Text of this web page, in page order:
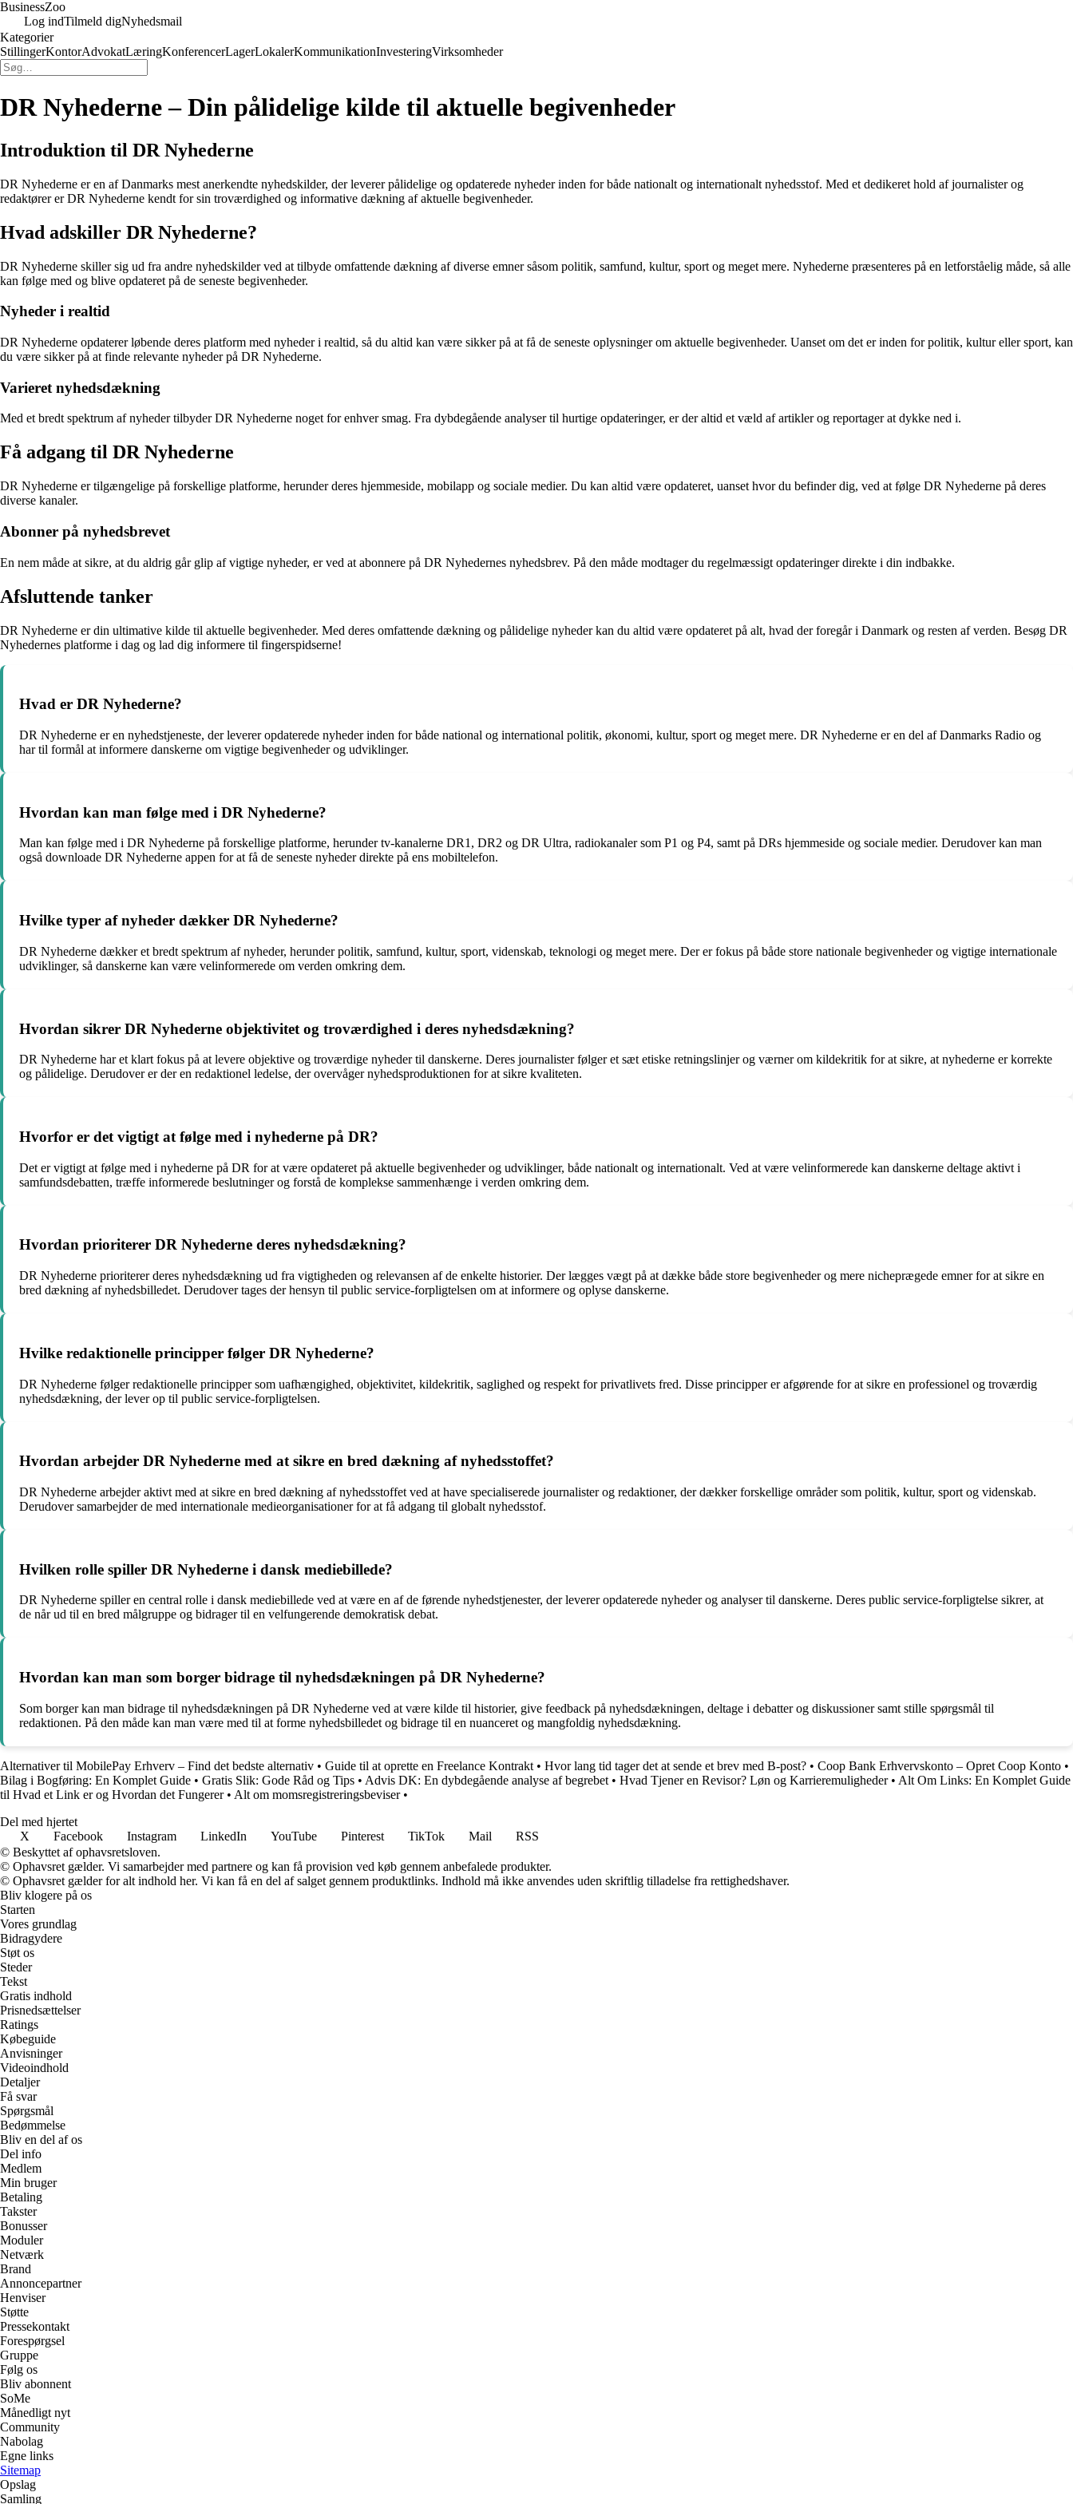
BusinessZoo
Log indTilmeld digNyhedsmail
Kategorier
StillingerKontorAdvokatLæringKonferencerLagerLokalerKommunikationInvesteringVirksomheder
DR Nyhederne – Din pålidelige kilde til aktuelle begivenheder
Introduktion til DR Nyhederne
DR Nyhederne er en af Danmarks mest anerkendte nyhedskilder, der leverer pålidelige og opdaterede nyheder inden for både nationalt og internationalt nyhedsstof. Med et dedikeret hold af journalister og
redaktører er DR Nyhederne kendt for sin troværdighed og informative dækning af aktuelle begivenheder.
Hvad adskiller DR Nyhederne?
DR Nyhederne skiller sig ud fra andre nyhedskilder ved at tilbyde omfattende dækning af diverse emner såsom politik, samfund, kultur, sport og meget mere. Nyhederne præsenteres på en letforståelig måde, så alle
kan følge med og blive opdateret på de seneste begivenheder.
Nyheder i realtid
DR Nyhederne opdaterer løbende deres platform med nyheder i realtid, så du altid kan være sikker på at få de seneste oplysninger om aktuelle begivenheder. Uanset om det er inden for politik, kultur eller sport, kan
du være sikker på at finde relevante nyheder på DR Nyhederne.
Varieret nyhedsdækning
Med et bredt spektrum af nyheder tilbyder DR Nyhederne noget for enhver smag. Fra dybdegående analyser til hurtige opdateringer, er der altid et væld af artikler og reportager at dykke ned i.
Få adgang til DR Nyhederne
DR Nyhederne er tilgængelige på forskellige platforme, herunder deres hjemmeside, mobilapp og sociale medier. Du kan altid være opdateret, uanset hvor du befinder dig, ved at følge DR Nyhederne på deres
diverse kanaler.
Abonner på nyhedsbrevet
En nem måde at sikre, at du aldrig går glip af vigtige nyheder, er ved at abonnere på DR Nyhedernes nyhedsbrev. På den måde modtager du regelmæssigt opdateringer direkte i din indbakke.
Afsluttende tanker
DR Nyhederne er din ultimative kilde til aktuelle begivenheder. Med deres omfattende dækning og pålidelige nyheder kan du altid være opdateret på alt, hvad der foregår i Danmark og resten af verden. Besøg DR
Nyhedernes platforme i dag og lad dig informere til fingerspidserne!
Hvad er DR Nyhederne?
DR Nyhederne er en nyhedstjeneste, der leverer opdaterede nyheder inden for både national og international politik, økonomi, kultur, sport og meget mere. DR Nyhederne er en del af Danmarks Radio og
har til formål at informere danskerne om vigtige begivenheder og udviklinger.
Hvordan kan man følge med i DR Nyhederne?
Man kan følge med i DR Nyhederne på forskellige platforme, herunder tv-kanalerne DR1, DR2 og DR Ultra, radiokanaler som P1 og P4, samt på DRs hjemmeside og sociale medier. Derudover kan man
også downloade DR Nyhederne appen for at få de seneste nyheder direkte på ens mobiltelefon.
Hvilke typer af nyheder dækker DR Nyhederne?
DR Nyhederne dækker et bredt spektrum af nyheder, herunder politik, samfund, kultur, sport, videnskab, teknologi og meget mere. Der er fokus på både store nationale begivenheder og vigtige internationale
udviklinger, så danskerne kan være velinformerede om verden omkring dem.
Hvordan sikrer DR Nyhederne objektivitet og troværdighed i deres nyhedsdækning?
DR Nyhederne har et klart fokus på at levere objektive og troværdige nyheder til danskerne. Deres journalister følger et sæt etiske retningslinjer og værner om kildekritik for at sikre, at nyhederne er korrekte
og pålidelige. Derudover er der en redaktionel ledelse, der overvåger nyhedsproduktionen for at sikre kvaliteten.
Hvorfor er det vigtigt at følge med i nyhederne på DR?
Det er vigtigt at følge med i nyhederne på DR for at være opdateret på aktuelle begivenheder og udviklinger, både nationalt og internationalt. Ved at være velinformerede kan danskerne deltage aktivt i
samfundsdebatten, træffe informerede beslutninger og forstå de komplekse sammenhænge i verden omkring dem.
Hvordan prioriterer DR Nyhederne deres nyhedsdækning?
DR Nyhederne prioriterer deres nyhedsdækning ud fra vigtigheden og relevansen af de enkelte historier. Der lægges vægt på at dække både store begivenheder og mere nicheprægede emner for at sikre en
bred dækning af nyhedsbilledet. Derudover tages der hensyn til public service-forpligtelsen om at informere og oplyse danskerne.
Hvilke redaktionelle principper følger DR Nyhederne?
DR Nyhederne følger redaktionelle principper som uafhængighed, objektivitet, kildekritik, saglighed og respekt for privatlivets fred. Disse principper er afgørende for at sikre en professionel og troværdig
nyhedsdækning, der lever op til public service-forpligtelsen.
Hvordan arbejder DR Nyhederne med at sikre en bred dækning af nyhedsstoffet?
DR Nyhederne arbejder aktivt med at sikre en bred dækning af nyhedsstoffet ved at have specialiserede journalister og redaktioner, der dækker forskellige områder som politik, kultur, sport og videnskab.
Derudover samarbejder de med internationale medieorganisationer for at få adgang til globalt nyhedsstof.
Hvilken rolle spiller DR Nyhederne i dansk mediebillede?
DR Nyhederne spiller en central rolle i dansk mediebillede ved at være en af de førende nyhedstjenester, der leverer opdaterede nyheder og analyser til danskerne. Deres public service-forpligtelse sikrer, at
de når ud til en bred målgruppe og bidrager til en velfungerende demokratisk debat.
Hvordan kan man som borger bidrage til nyhedsdækningen på DR Nyhederne?
Som borger kan man bidrage til nyhedsdækningen på DR Nyhederne ved at være kilde til historier, give feedback på nyhedsdækningen, deltage i debatter og diskussioner samt stille spørgsmål til
redaktionen. På den måde kan man være med til at forme nyhedsbilledet og bidrage til en nuanceret og mangfoldig nyhedsdækning.
Alternativer til MobilePay Erhverv – Find det bedste alternativ • Guide til at oprette en Freelance Kontrakt • Hvor lang tid tager det at sende et brev med B-post? • Coop Bank Erhvervskonto – Opret Coop Konto •
Bilag i Bogføring: En Komplet Guide • Gratis Slik: Gode Råd og Tips • Advis DK: En dybdegående analyse af begrebet • Hvad Tjener en Revisor? Løn og Karrieremuligheder• Alt Om Links: En Komplet Guide
til Hvad et Link er og Hvordan det Fungerer• Alt om momsregistreringsbeviser•
Del med hjertet
X
Facebook Instagram LinkedIn YouTube Pinterest TikTok Mail
RSS
© Beskyttet af ophavsretsloven.
© Ophavsret gælder. Vi samarbejder med partnere og kan få provision ved køb gennem anbefalede produkter.
© Ophavsret gælder for alt indhold her. Vi kan få en del af salget gennem produktlinks. Indhold må ikke anvendes uden skriftlig tilladelse fra rettighedshaver.
Bliv klogere på os
Starten
Vores grundlag
Bidragydere
Støt os
Steder
Tekst
Gratis indhold
Prisnedsættelser
Ratings
Købeguide
Anvisninger
Videoindhold
Detaljer
Få svar
Spørgsmål
Bedømmelse
Bliv en del af os
Del info
Medlem
Min bruger
Betaling
Takster
Bonusser
Moduler
Netværk
Brand
Annoncepartner
Henviser
Støtte
Pressekontakt
Forespørgsel
Gruppe
Følg os
Bliv abonnent
SoMe
Månedligt nyt
Community
Nabolag
Egne links
Sitemap
Opslag
Samling